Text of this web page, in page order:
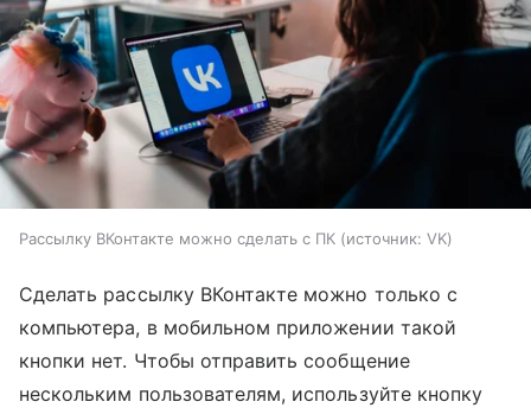
Рассылку ВКонтакте можно сделать с ПК источник: VK
Сделать рассылку ВКонтакте можно только с
компьютера, в мобильном приложении такой
кнопки нет. Чтобы отправить сообщение
нескольким пользователям, используйте кнопку